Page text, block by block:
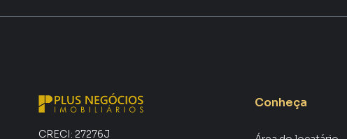
CRECI: 27276J
Conheça